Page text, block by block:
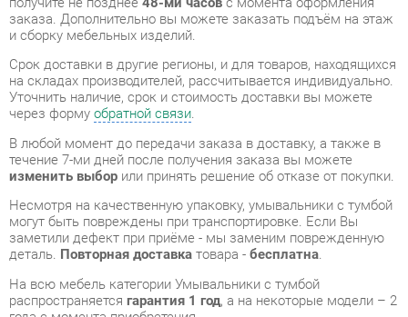
Уточнить наличие, срок и стоимость доставки вы можете
через формуобратной связи.
В любой момент до передачи заказа в доставку, а также в
течение 7-ми дней после получения заказа вы можете
изменить выборили принять решение об отказе от покупки.
Несмотря на качественную упаковку, умывальники с тумбой
заметили дефект при приёме - мы заменим поврежденную
деталь.Повторная доставкатовара -бесплатна.
распространяетсягарантия 1 год, а на некоторые модели – 2
года с момента приобретения.
Тумба навесная Corozo Corozo Альтаир 60 10946 Белая
это качественное изделие производства
соответствующее современному государственному
стандарту.